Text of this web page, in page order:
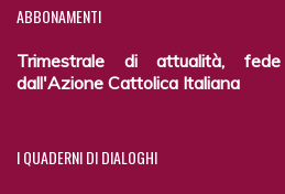
ABBONAMENTI
Trimestrale di attualità,
dall'Azione Cattolica Italiana
IQUADERNI DI DIALOGHI